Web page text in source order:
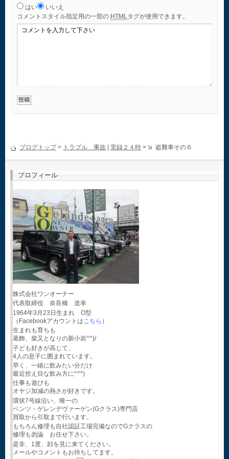
はい
いいえ
コメント スタイル指定用の一部の HTMLタグが使用できます。
ブログトップ> トラブル 事故 実録２４時 > 盗難車その６
プロフィール
株式会社ワンオーナー
代表取締役 奈良橋 道幸
1964年3月23日生まれ O型
（Facebookアカウントはこちら ）
生まれも育ちも
葛飾、柴又となりの新小岩^^)/
子ども好きが高じて、
4人の息子に囲まれています。
早く、一緒に飲みたい分だけ
最近控え目な飲み方に^^*)
仕事も遊びも
オヤジ加減の熱さが好きです。
環状7号線沿い、唯一の
ベンツ・ゲレンデヴァーゲン(Gクラス)専門店
買取から引取まで行います。
もちろん修理も自社認証工場完備なのでGクラスの
修理も勿論 お任せ下さい。
是非、1度、顔を見に来てください。
メールやコメントもお待ちしてます。